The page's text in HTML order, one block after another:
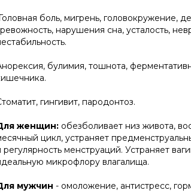
боль, мигрень, головокружение,
нарушения сна, усталость,
булимия, тошнота,
гингивит, пародонтоз.
женщин:обезболивает низ живота,
цикл, устраняет
регулярность менструаций. Устраняет
микрофлору влагалища.
мужчин - омоложение, антистресс,